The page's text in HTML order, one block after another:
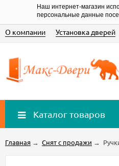
Наш интернет-магазин
персональные данные
О компании Установка дверей
Каталог товаров
Главная → Снят с продажи →